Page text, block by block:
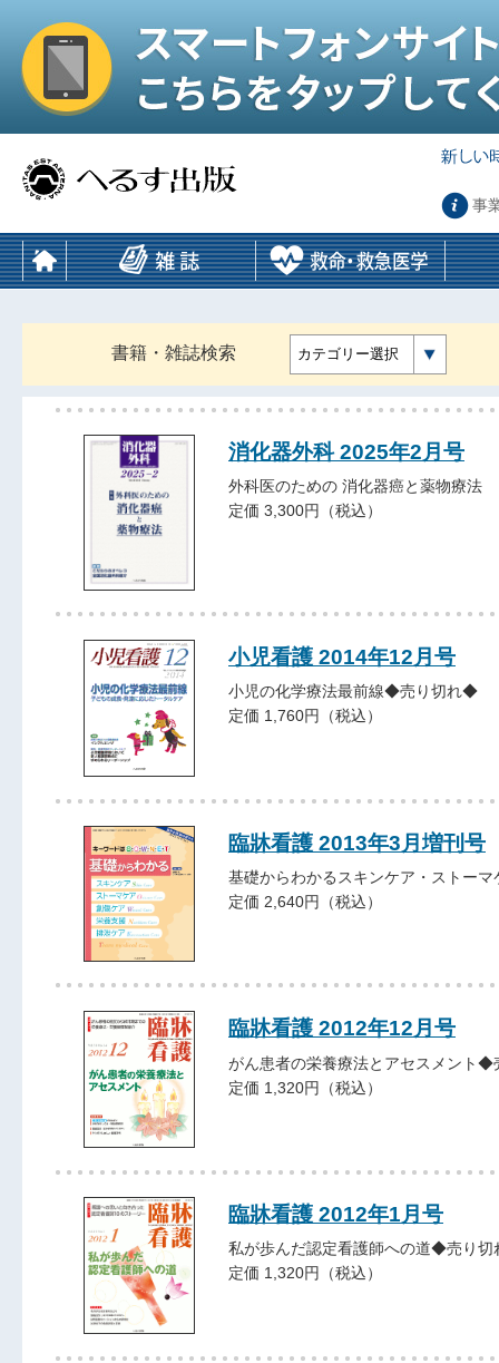
事
書籍・雑誌検索 カテゴリー選択
消化器外科 2025年2月号
外科医のための 消化器癌と薬物療法
定価 3,300円（税込）
小児看護 2014年12月号
小児の化学療法最前線◆売り切れ◆
定価 1,760円（税込）
臨牀看護 2013年3月増刊号
基礎からわかるスキンケア・ストー
定価 2,640円（税込）
臨牀看護 2012年12月号
がん患者の栄養療法とアセスメント
定価 1,320円（税込）
臨牀看護 2012年1月号
私が歩んだ認定看護師への道◆売り
定価 1,320円（税込）